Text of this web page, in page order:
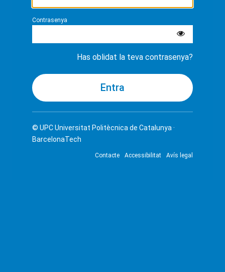
Contrasenya
Has oblidat la teva contrasenya?
© UPCUniversitat Politècnica de Catalunya ·
BarcelonaTech
Contacte Accessibilitat Avís legal